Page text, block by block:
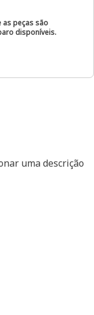
as peças são
disponíveis.
uma descrição